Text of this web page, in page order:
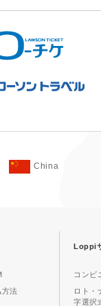
China
方法
Loppi
コンビ
ロト・
字選択